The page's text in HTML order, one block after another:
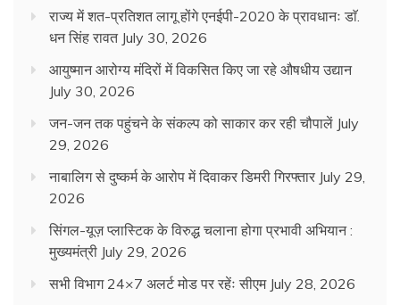
राज्य में शत-प्रतिशत लागू होंगे एनईपी-2020 के प्रावधानः डाॅ.
धन सिंह रावत July 30, 2026
आयुष्मान आरोग्य मंदिरों में विकसित किए जा रहे औषधीय उद्यान
July 30, 2026
जन-जन तक पहुंचने के संकल्प को साकार कर रही चौपालें July
29, 2026
नाबालिग से दुष्कर्म के आरोप में दिवाकर डिमरी गिरफ्तार July 29,
2026
सिंगल-यूज़ प्लास्टिक के विरुद्ध चलाना होगा प्रभावी अभियान :
मुख्यमंत्री July 29, 2026
सभी विभाग 24×7 अलर्ट मोड पर रहेंः सीएम July 28, 2026